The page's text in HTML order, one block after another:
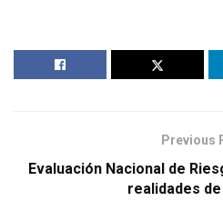
Previous
Evaluación Nacional de
realidades